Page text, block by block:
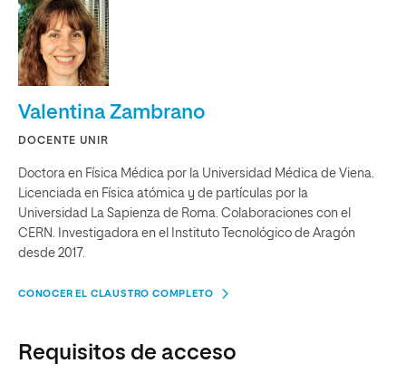
Valentina Zambrano
DOCENTE UNIR
Doctora en Física Médica por la Universidad Médica de Viena.
Licenciada en Física atómica y de partículas por la
Universidad La Sapienza de Roma. Colaboraciones con el
CERN. Investigadora en el Instituto Tecnológico de Aragón
desde 2017.
CONOCER EL CLAUSTRO COMPLETO
Requisitos de acceso